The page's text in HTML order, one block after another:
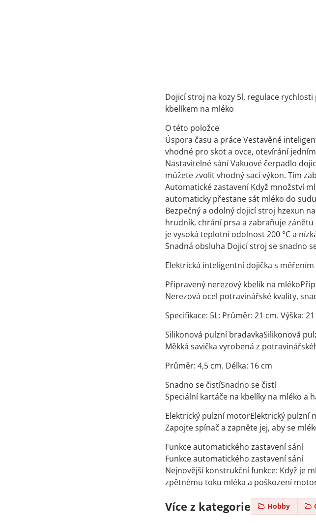
Dojicí stroj na kozy 5l, regulace
kbelíkem na mléko
O této položce
Úspora času a práce Vestavěné
vhodné pro skot a ovce, otevírání
Nastavitelné sání Vakuové čerpadlo
můžete zvolit vhodný sací výkon. Tím
Automatické zastavení Když množství
automaticky přestane sát mléko do
Bezpečný a odolný dojicí stroj hzexun
hrudník, chrání prsa a zabraňuje
je vysoká teplotní odolnost 200 °C a
Snadná obsluha Dojicí stroj se snadno
Elektrická inteligentní dojička s
Připravený nerezový kbelík na
Nerezová ocel potravinářské kvality,
Specifikace: 5L: Průměr: 21 cm. Výška:
Silikonová pulzní bradavkaSilikonová
Měkká savička vyrobená z
Průměr: 4,5 cm. Délka: 16 cm
Snadno se čistíSnadno se čistí
Speciální kartáče na kbelíky na mléko a
Elektrický pulzní motorElektrický pulzní
Zapojte spínač a zapněte jej, aby se
Funkce automatického zastavení sání
Funkce automatického zastavení sání
Nejnovější konstrukční funkce: Když je
zpětnému toku mléka a poškození
Více z kategorie Hobby